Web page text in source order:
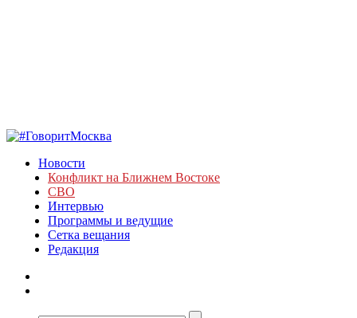
Новости
Конфликт на Ближнем Востоке
СВО
Интервью
Программы и ведущие
Сетка вещания
Редакция